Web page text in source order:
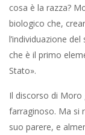
cosa è la razza?
biologico che,
l’individuazione
che è il primo
Stato».
Il discorso di
farraginoso. Ma si
suo parere, e